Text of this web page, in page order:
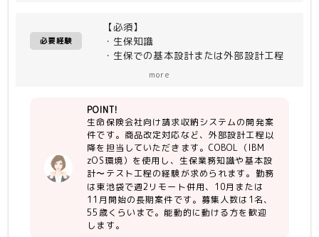
＜開発環境＞
（環境）IBM zOS
（言語）COBOL、EASY PLUS、JCL
必要経験
【必須】
・生保知識
・生保での基本設計または外部設計工程
ナリオ作成含む）
・コミュニケーション良好／能動的に動
ける
・COBOL開発経験（3年以上）
【尚可】
・生命保険会社でのシステム開発の経験
・控除証明の知識
・お客様と仕様調整を直接行った経験
more
POINT!
生命保険会社向け請求収納システムの開発案
件です。商品改定対応など、外部設計工程以
降を担当していただきます。COBOL（IBM
zOS環境）を使用し、生保業務知識や基本設
計〜テスト工程の経験が求められます。勤務
は東池袋で週2リモート併用、10月または
11月開始の長期案件です。募集人数は1名、
55歳くらいまで。能動的に動ける方を歓迎
します。